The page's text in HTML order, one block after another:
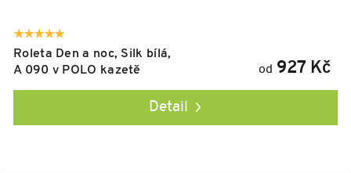
Roleta Den a noc, Silk bílá,
A 090 v POLO kazetě
od 927 Kč
Detail